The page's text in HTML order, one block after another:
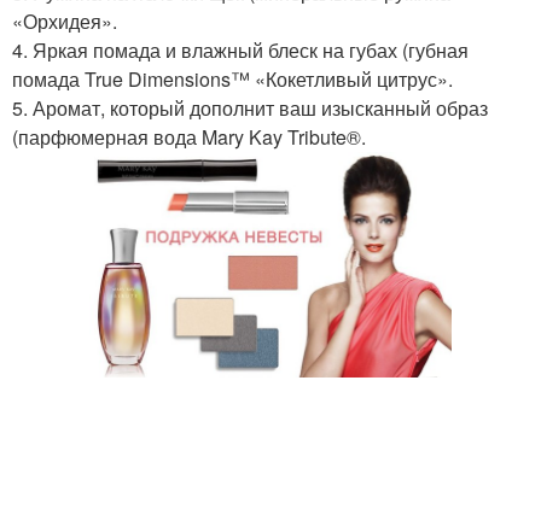
«Орхидея».
4. Яркая помада и влажный блеск на губах (губная
помада True Dimensions™ «Кокетливый цитрус».
5. Аромат, который дополнит ваш изысканный образ
(парфюмерная вода Mary Kay Tribute®.